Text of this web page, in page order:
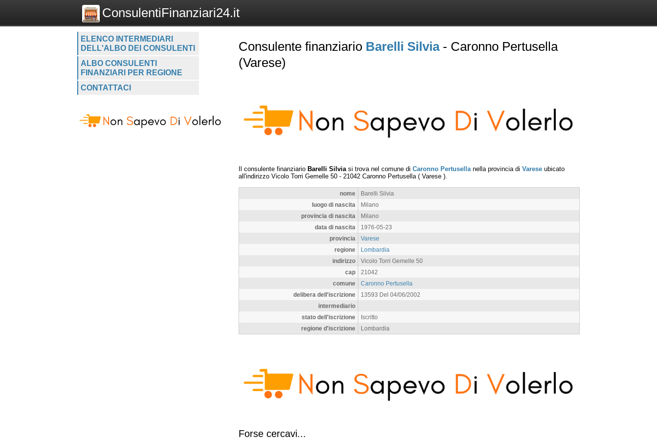
ConsulentiFinanziari24.it
ELENCO INTERMEDIARI
DELL'ALBO DEI CONSULENTI
ALBO CONSULENTI
FINANZIARI PER REGIONE
CONTATTACI
Consulente finanziario Barelli Silvia- Caronno Pertusella
(Varese)
Il consulente finanziario Barelli Silvia si trova nel comune di Caronno Pertusella nella provincia di Varese ubicato
all'indirizzo Vicolo Torri Gemelle 50 - 21042 Caronno Pertusella ( Varese ).
nome
Barelli Silvia
luogo di nascita
Milano
provincia di nascita
Milano
data di nascita
1976-05-23
provincia
Varese
regione
Lombardia
indirizzo
Vicolo Torri Gemelle 50
cap
21042
comune
Caronno Pertusella
delibera dell'iscrizione
13593 Del 04/06/2002
intermediario
stato dell'iscrizione
Iscritto
regione d'iscrizione
Lombardia
Forse cercavi...